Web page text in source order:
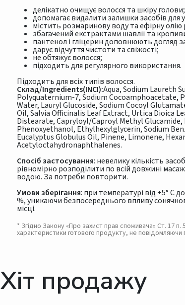
делікатно очищує волосся та шкіру голови;
допомагає видалити залишки засобів для
містить розмаринову воду та ефірну
збагачений екстрактами шавлії та
пантенол і гліцерин доповнюють догляд
дарує відчуття чистоти та свіжості;
не обтяжує волосся;
підходить для регулярного використання.
Підходить для всіх типів волосся.
Склад/Ingredients(INCI):Aqua, Sodium Laureth
Polyquaternium-7, Sodium Cocoamphoacetate,
Water, Lauryl Glucoside, Sodium Cocoyl
Oil, Salvia Officinalis Leaf Extract, Urtica Dioica
Distearate, Capryloyl/Caproyl Methyl
Phenoxyethanol, Ethylhexylglycerin, Sodium
Eucalyptus Globulus Oil, Pinene, Limonene,
Acetyloctahydronaphthalenes.
Спосіб застосування: невелику кількість
рівномірно розподілити по всій довжині
водою. За потреби повторити.
Умови зберігання: при температурі від +5° С
%, уникаючи безпосереднього впливу
місці.
* Згідно Закону «Про захист прав споживача» Ст. 17
характеристики готового продукту, не
Хіт продажу